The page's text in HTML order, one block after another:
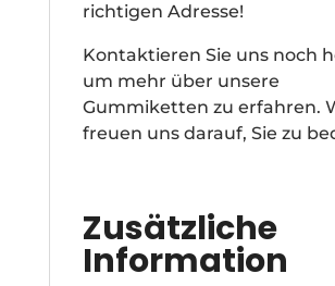
richtigen Adresse!
Kontaktieren Sie uns noch
um mehr über unsere
Gummiketten zu erfahren.
freuen uns darauf, Sie zu
Zusätzliche
Information